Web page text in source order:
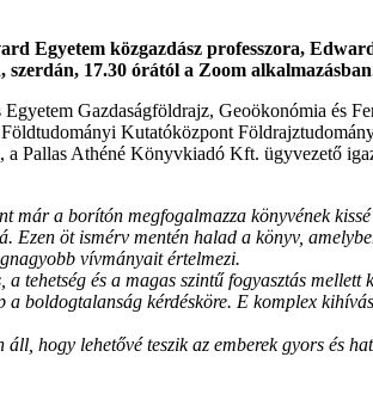
Egyetem közgazdász professzora,
szerdán, 17.30 órától a Zoom
Gazdaságföldrajz, Geoökonómia és
Földtudományi Kutatóközpont
, a Pallas Athéné Könyvkiadó Kft. ügyvezető
már a borítón megfogalmazza könyvének
Ezen öt ismérv mentén halad a könyv,
vívmányait értelmezi.
tehetség és a magas szintű fogyasztás
boldogtalanság kérdésköre. E komplex
hogy lehetővé teszik az emberek gyors és